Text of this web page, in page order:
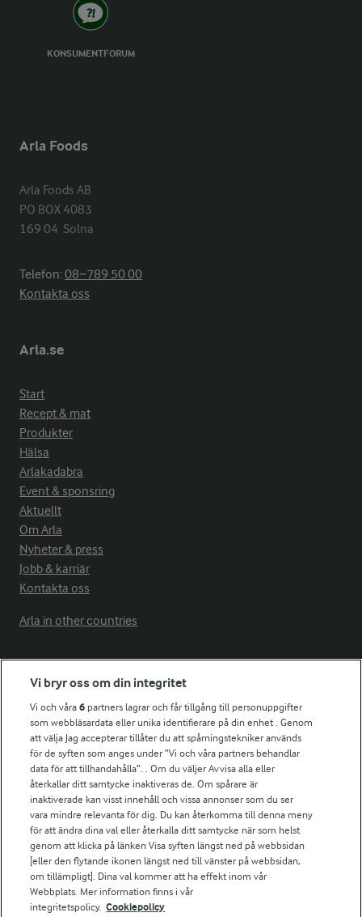
KONSUMENTFORUM
Arla Foods
Arla Foods AB
PO BOX 4083
169 04  Solna
Telefon:08−789 50 00
Kontakta oss
Arla.se
Start
Recept & mat
Produkter
Hälsa
Arlakadabra
Event & sponsring
Aktuellt
Om Arla
Nyheter & press
Jobb & karriär
Kontakta oss
Arla in other countries
Fler Arlasajter
För ägare
Arlas kundportal
Arla.com
Falbygdens Ost
Arla webbshop
Bildbank
Följ oss
Vi bryr oss om din integritet
Vi och våra6 partners lagrar och får tillgång till personuppgifter
som webbläsardata eller unika identifierare på din enhet . Genom
att välja Jag accepterar tillåter du att spårningstekniker används
för de syften som anges under ”Vi och våra partners behandlar
data för att tillhandahålla”. . Om du väljer Avvisa alla eller
återkallar ditt samtycke inaktiveras de. Om spårare är
inaktiverade kan visst innehåll och vissa annonser som du ser
vara mindre relevanta för dig. Du kan återkomma till denna meny
för att ändra dina val eller återkalla ditt samtycke när som helst
genom att klicka på länken Visa syften längst ned på webbsidan
[eller den flytande ikonen längst ned till vänster på webbsidan,
om tillämpligt]. Dina val kommer att ha effekt inom vår
Webbplats. Mer information finns i vår
integritetspolicy. Cookiepolicy